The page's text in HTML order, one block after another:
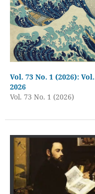
Vol. 73 No. 1 (2026):
2026
Vol. 73 No. 1 (2026)